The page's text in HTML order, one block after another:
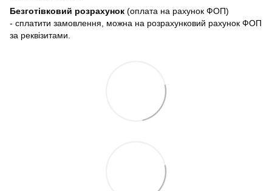
Безготівковий розрахунок (оплата на рахунок ФОП)
- сплатити замовлення, можна на розрахунковий рахунок ФОП
за реквізитами.